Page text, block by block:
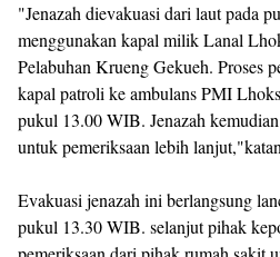
"Jenazah dievakuasi dari laut pada
menggunakan kapal milik Lanal
Pelabuhan Krueng Gekueh. Proses
kapal patroli ke ambulans PMI
pukul 13.00 WIB. Jenazah
untuk pemeriksaan lebih
Evakuasi jenazah ini berlangsung
pukul 13.30 WIB. selanjut pihak